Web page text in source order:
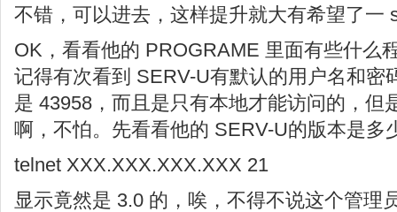
不错，可以进去，这样提升就大有希望了一
OK，看看他的 PROGRAME 里面有些什么
记得有次看到 SERV-U有默认的用户名和密
是 43958，而且是只有本地才能访问的，但
啊，不怕。先看看他的 SERV-U的版本是多
telnet XXX.XXX.XXX.XXX 21
显示竟然是 3.0 的，唉，不得不说这个管理